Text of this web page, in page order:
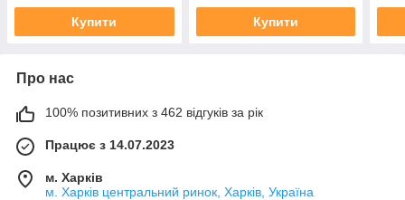
Купити Купити
Про нас
100% позитивних з 462 відгуків за рік
Працює з 14.07.2023
м. Харків
м. Харків центральний ринок, Харків, Україна